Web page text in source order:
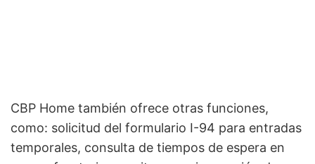
CBP Home también ofrece otras funciones,
como: solicitud del formulario I-94 para entradas
temporales, consulta de tiempos de espera en